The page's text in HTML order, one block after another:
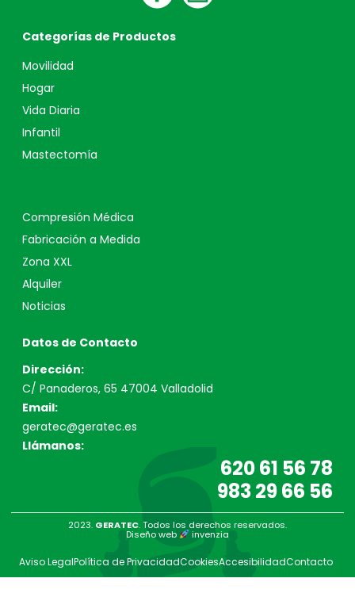
Categorías de Productos
Movilidad
Hogar
Vida Diaria
Infantil
Mastectomía
Compresión Médica
Fabricación a Medida
Zona XXL
Alquiler
Noticias
Datos de Contacto
Dirección:
C/ Panaderos, 65 47004 Valladolid
Email:
geratec@geratec.es
Llámanos:
620 61 56 78
983 29 66 56
2023. GERATEC. Todos los derechos reservados.
Diseño web invenzia
Aviso LegalPolítica de PrivacidadCookiesAccesibilidadContacto